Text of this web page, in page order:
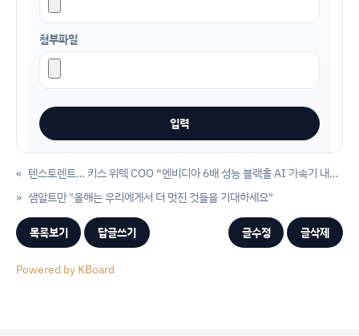
첨부파일
«
텐스토렌트… 키스 위텍 COO “엔비디아 6배 성능 블랙홀 AI 가속기 내년 출시”
샘알트만 "올해는 우리에게서 더 멋진 것들을 기대하세요"
»
목록보기 답글쓰기 글수정 글삭제
Powered by KBoard